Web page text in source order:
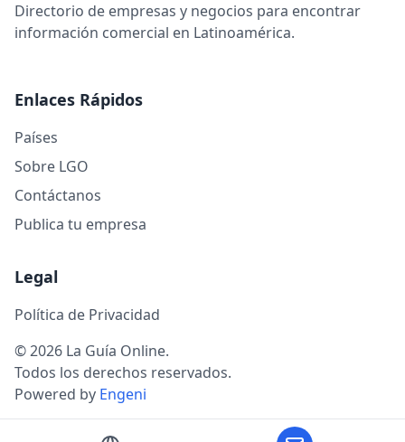
Directorio de empresas y negocios para encontrar
información comercial en Latinoamérica.
Enlaces Rápidos
Países
Sobre LGO
Contáctanos
Publica tu empresa
Legal
Política de Privacidad
© 2026 La Guía Online.
Todos los derechos reservados.
Powered by Engeni